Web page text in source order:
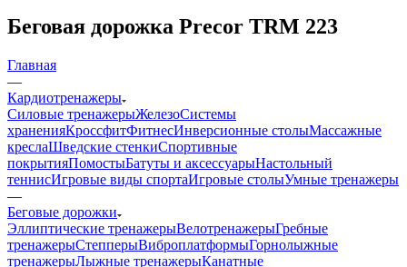
Беговая дорожка Precor TRM 223
Главная
—
Кардиотренажеры
Силовые тренажерыЖелезоСистемы
храненияКроссфитФитнесИнверсионные столыМассажные
креслаШведские стенкиСпортивные
покрытияПомостыБатуты и аксессуарыНастольный
теннисИгровые виды спортаИгровые столыУмные тренажеры
—
Беговые дорожки
Эллиптические тренажерыВелотренажерыГребные
тренажерыСтепперыВиброплатформыГорнолыжные
тренажерыЛыжные тренажерыКанатные